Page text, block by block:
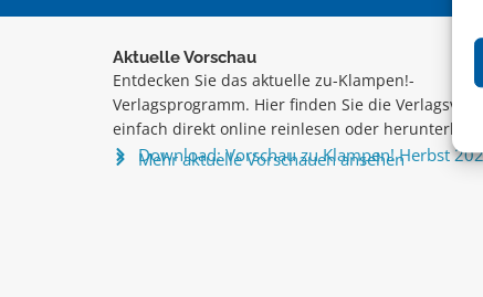
Aktuelle Vorschau
Entdecken Sie das aktuelle zu-Klampen!-
Verlagsprogramm. Hier finden Sie die
einfach direkt online reinlesen oder
Download: Vorschau zu Klampen! Herbst
Mehr aktuelle Vorschauen ansehen